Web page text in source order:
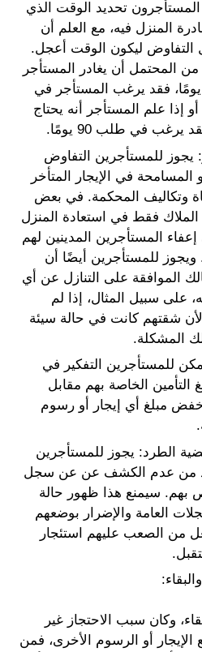
تحديد الوقت الذي
المنزل فيه، مع العلم أن
التفاوض ليكون الوقت أعجل.
من المحتمل أن يغادر المستأجر
في غضون 30 يومًا، فقد يرغب المستأجر في
يومًا. أو إذا علم المستأجر أنه يحتاج
يجوز للمستأجرين التفاوض
المسامحة في الإيجار المتأخر
وتكاليف المحكمة. في بعض
الملاك فقط في استعادة المنزل
المستأجرين المدينين لهم
ويجوز للمستأجرين أيضًا أن
الموافقة على التنازل عن أي
على سبيل المثال، إذا لم
لأن شقتهم كانت في حالة سيئة
المشكلة.
للمستأجرين التفكير في
التأمين الخاصة بهم مقابل
خفض مبلغ أي إيجار أو رسوم
الطرد: يجوز للمستأجرين
من عدم الكشف عن عن سجل
بهم. سيمنع هذا ظهور حالة
العامة والإضرار بوضعهم
من الصعب عليهم استئجار
وكان سبب الاحتجاز غير
الإيجار أو الرسوم الأخرى، فمن